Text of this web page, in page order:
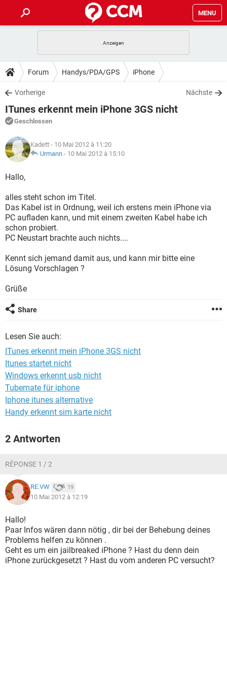
MENU
ANDROID IOS
WINDOWS 10
WHATSAPP TIKTOK
FACEBOOK
TIPPS & TRICKS
SPIELE STREAMING
WINDOWS 10
WHATSAPP
FACEBOOK HARDWARE
DOWNLOADS
SPIELE STREAMING
ANDROID
WINDOWS 10
WHATSAPP
FACEBOOK
FORUM
SPIELE
ANDROID IOS
FACEBOOK HARDWARE
LEXIKON
SPIELE
ANDROID
WINDOWS 10
WHATSAPP TIKTOK
FACEBOOK
Forum Handys/PDA/GPS iPhone
Vorherige Nächste
ITunes erkennt mein iPhone 3GS nicht
Geschlossen
Kadett - 10 Mai 2012 à 11:20
Urmann - 10 Mai 2012 à 15:10
Hallo,
alles steht schon im Titel.
Das Kabel ist in Ordnung, weil ich erstens mein iPhone via
PC aufladen kann, und mit einem zweiten Kabel habe ich
schon probiert.
PC Neustart brachte auch nichts....
Kennt sich jemand damit aus, und kann mir bitte eine
Lösung Vorschlagen ?
Grüße
Share
Lesen Sie auch:
ITunes erkennt mein iPhone 3GS nicht
Itunes startet nicht
Windows erkennt usb nicht
Tubemate für iphone
Iphone itunes alternative
Handy erkennt sim karte nicht
2 Antworten
RÉPONSE 1 / 2
RE.VW 19
10 Mai 2012 à 12:19
Hallo!
Paar Infos wären dann nötig , dir bei der Behebung deines
Problems helfen zu können .
Geht es um ein jailbreaked iPhone ? Hast du denn dein
iPhone zurückgesetzt ? Hast du vom anderen PC versucht?